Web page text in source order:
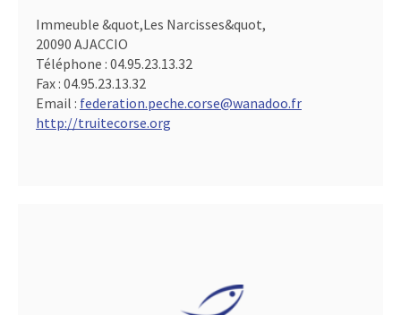
Immeuble &quot,Les Narcisses&quot,
20090 AJACCIO
Téléphone : 04.95.23.13.32
Fax : 04.95.23.13.32
Email : federation.peche.corse@wanadoo.fr
http://truitecorse.org